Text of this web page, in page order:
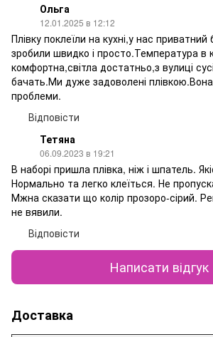
Ольга
12.01.2025 в 12:12
Плівку поклеїли на кухні,у нас
зробили швидко і просто.Температура в
комфортна,світла достатньо,з вулиці
бачать.Ми дуже задоволені
проблеми.
Відповісти
Тетяна
06.09.2023 в 19:21
В наборі пришла плівка, ніж і шпатель.
Нормально та легко клеїться. Не
Мжна сказати що колір прозоро-сірий.
не вявили.
Відповісти
Написати відгук
Доставка